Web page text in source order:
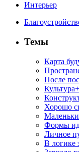
Интерьер
Темы
Карта
После
Хорошо
Формы
Личное
В логике